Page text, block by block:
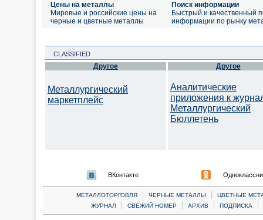
Цены на металлы
Мировые и российские цены на
черные и цветные металлы
Поиск информации
Быстрый и качественный
информации по рынку
CLASSIFIED
Другое
Металлургический
маркетплейс
Другое
Аналитические
приложения к
Металлургический
Бюллетень
ВКонтакте
МЕТАЛЛОТОРГОВЛЯ | ЧЕРНЫЕ МЕТАЛЛЫ |
ЦВЕТНЫЕ
ЖУРНАЛ
| СВЕЖИЙ НОМЕР | АРХИВ | ПОДПИСКА |